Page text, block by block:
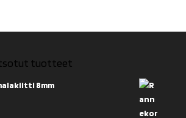
tuotteet
8mm